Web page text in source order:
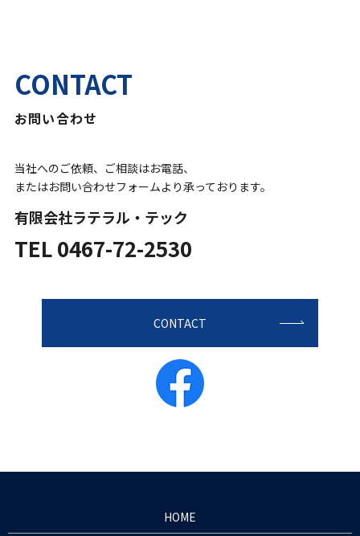
CONTACT
お問い合わせ
当社へのご依頼、ご相談はお電話、
またはお問い合わせフォームより承っております。
有限会社ラテラル・テック
TEL0467-72-2530
CONTACT
HOME